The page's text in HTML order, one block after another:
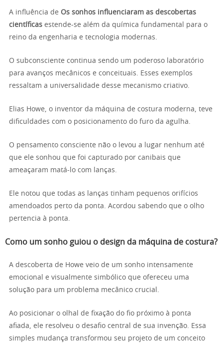
A influência de Os sonhos influenciaram as descobertas
científicas estende-se além da química fundamental para o
reino da engenharia e tecnologia modernas.
O subconsciente continua sendo um poderoso laboratório
para avanços mecânicos e conceituais. Esses exemplos
ressaltam a universalidade desse mecanismo criativo.
Elias Howe, o inventor da máquina de costura moderna, teve
dificuldades com o posicionamento do furo da agulha.
O pensamento consciente não o levou a lugar nenhum até
que ele sonhou que foi capturado por canibais que
ameaçaram matá-lo com lanças.
Ele notou que todas as lanças tinham pequenos orifícios
amendoados perto da ponta. Acordou sabendo que o olho
pertencia à ponta.
Como um sonho guiou o design da máquina de costura?
A descoberta de Howe veio de um sonho intensamente
emocional e visualmente simbólico que ofereceu uma
solução para um problema mecânico crucial.
Ao posicionar o olhal de fixação do fio próximo à ponta
afiada, ele resolveu o desafio central de sua invenção. Essa
simples mudança transformou seu projeto de um conceito